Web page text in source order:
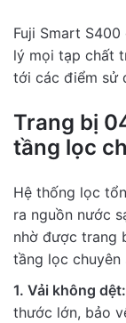
Fuji Smart
lý mọi tạp chất
tới các điểm sử
Trang bị
tầng lọc
Hệ thống lọc
ra nguồn nước
nhờ được trang
tầng lọc chuyên
1. Vải không dệt:
thước lớn, bảo
Description
Full name
Email address
Attachment